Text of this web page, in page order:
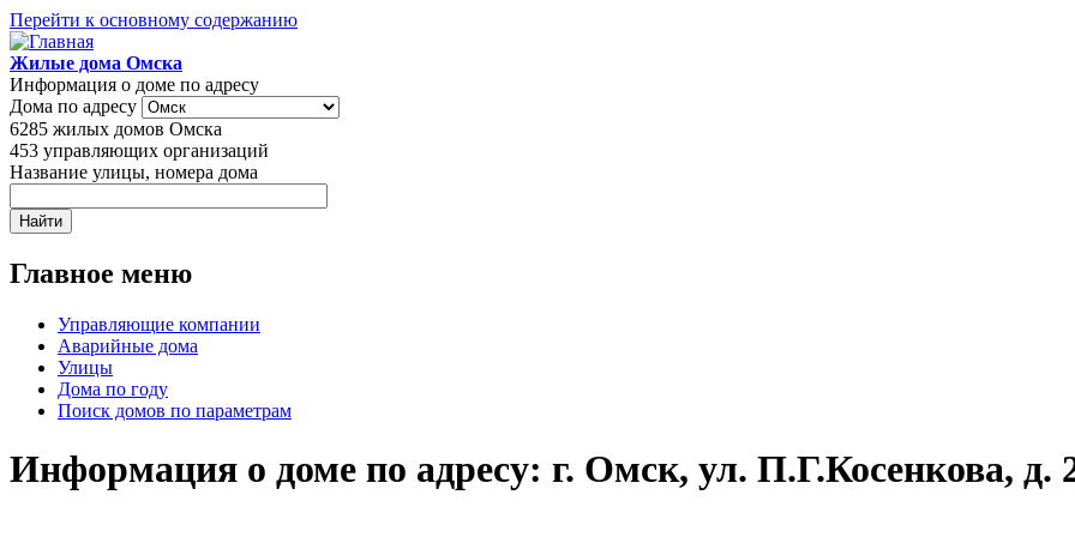
Перейти к основному содержанию
Жилые дома Омска
Информация о доме по адресу
Дома по адресу
6285 жилых домов Омска
453 управляющих организаций
Название улицы, номера дома
Главное меню
Управляющие компании
Аварийные дома
Улицы
Дома по году
Поиск домов по параметрам
Информация о доме по адресу: г. Омск, ул. П.Г.Косенкова, д.